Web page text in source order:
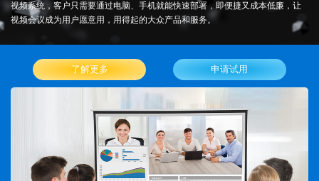
视频系统，客户只需要通过电脑、手机就能快速部署，即便捷又成本低廉，让
视频会议成为用户愿意用，用得起的大众产品和服务。
了解更多 申请试用